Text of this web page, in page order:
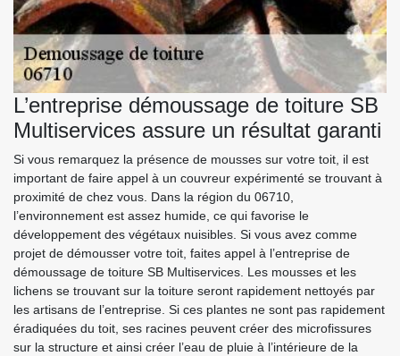
L’entreprise démoussage de toiture SB
Multiservices assure un résultat garanti
Si vous remarquez la présence de mousses sur votre toit, il est
important de faire appel à un couvreur expérimenté se trouvant à
proximité de chez vous. Dans la région du 06710,
l’environnement est assez humide, ce qui favorise le
développement des végétaux nuisibles. Si vous avez comme
projet de démousser votre toit, faites appel à l’entreprise de
démoussage de toiture SB Multiservices. Les mousses et les
lichens se trouvant sur la toiture seront rapidement nettoyés par
les artisans de l’entreprise. Si ces plantes ne sont pas rapidement
éradiquées du toit, ses racines peuvent créer des microfissures
sur la structure et ainsi créer l’eau de pluie à l’intérieure de la